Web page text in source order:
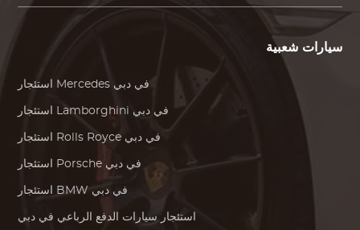
سيارات شعبية
Mercedes في دبي
Lamborghini في دبي
Rolls Royce في دبي
Porsche في دبي
BMW في دبي
استئجار سيارات الدفع الرباعي في دبي